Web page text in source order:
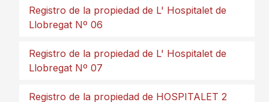
Registro de la propiedad de L' Hospitalet de
Llobregat Nº 06
Registro de la propiedad de L' Hospitalet de
Llobregat Nº 07
Registro de la propiedad de HOSPITALET 2